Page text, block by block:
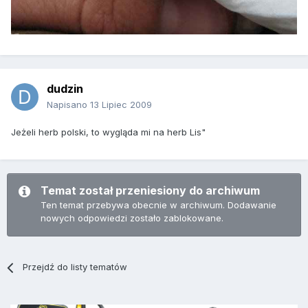
dudzin
Napisano 13 Lipiec 2009
Jeżeli herb polski, to wygląda mi na herb Lis"
Temat został przeniesiony do archiwum
Ten temat przebywa obecnie w archiwum. Dodawanie
nowych odpowiedzi zostało zablokowane.
Przejdź do listy tematów